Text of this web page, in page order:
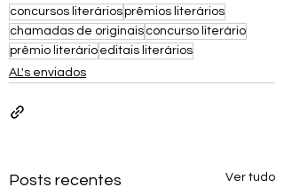
concursos literáriosprêmios literários
chamadas de originais concurso literário
prêmio literário editais literários
AL's enviados
Posts recentes Ver tudo